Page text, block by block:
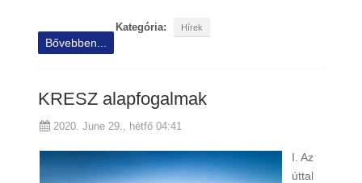
Kategória: Hírek
Bővebben...
KRESZ alapfogalmak
2020. June 29., hétfő 04:41
I. Az
úttal